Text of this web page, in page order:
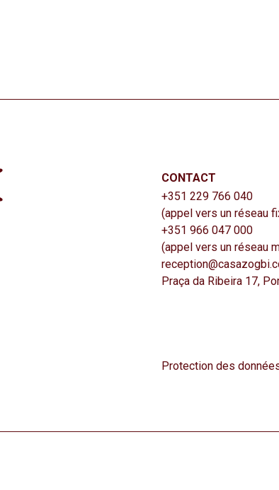
CONTACT
+351 229 766 040
(appel vers un réseau
+351 966 047 000
(appel vers un réseau
Praça da Ribeira 17,
Protection des